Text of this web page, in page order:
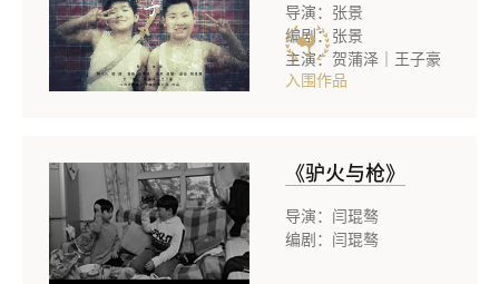
导演：张景
编剧：张景
主演：贺蒲泽｜王子豪
入围作品
《驴火与枪》
导演：闫琨骜
编剧：闫琨骜